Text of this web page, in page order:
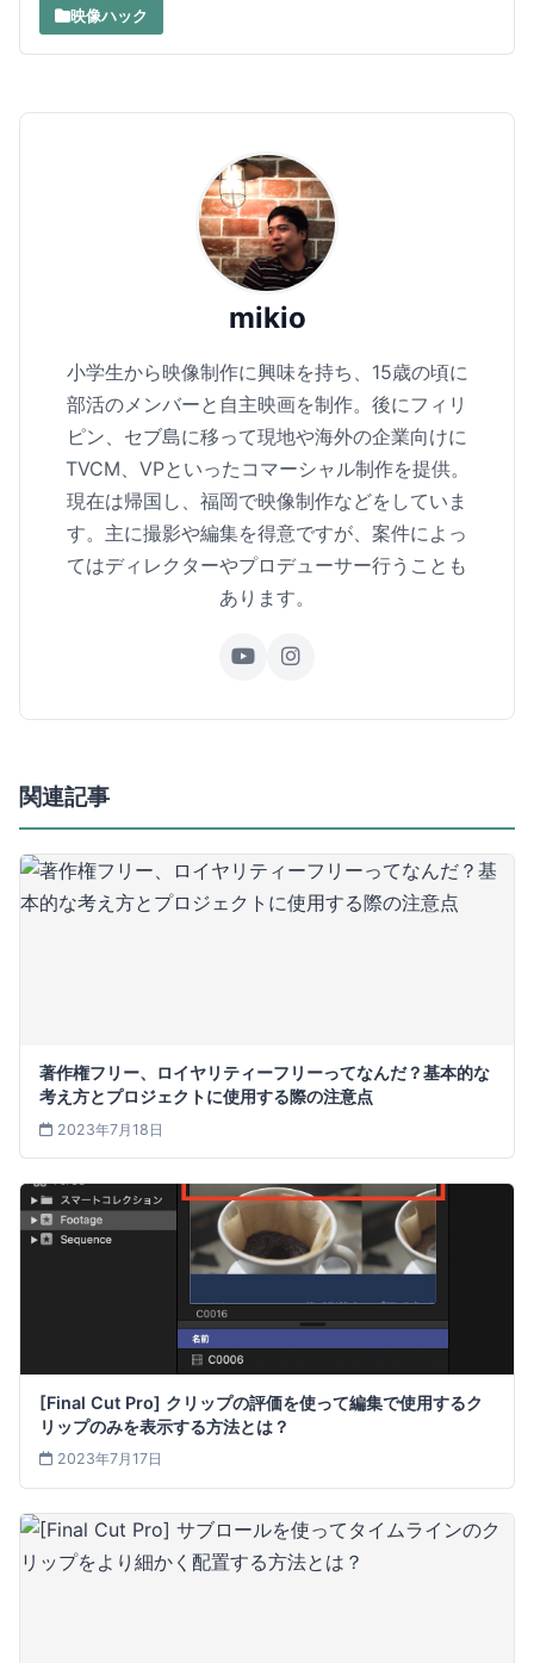
映像ハック
mikio
小学生から映像制作に興味を持ち、15歳の頃に
部活のメンバーと自主映画を制作。後にフィリ
ピン、セブ島に移って現地や海外の企業向けに
TVCM、VPといったコマーシャル制作を提供。
現在は帰国し、福岡で映像制作などをしていま
す。主に撮影や編集を得意ですが、案件によっ
てはディレクターやプロデューサー行うことも
あります。
関連記事
著作権フリー、ロイヤリティーフリーってなんだ？基本的な
考え方とプロジェクトに使用する際の注意点
2023年7月18日
[Final Cut Pro] クリップの評価を使って編集で使用するク
リップのみを表示する方法とは？
2023年7月17日